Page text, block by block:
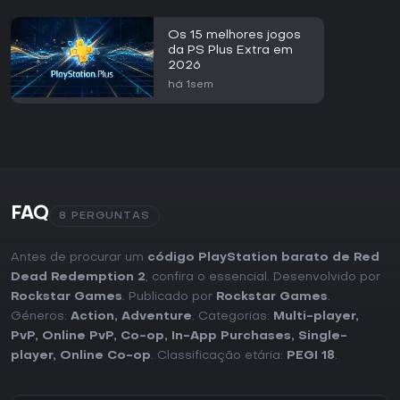
Os 15 melhores jogos
da PS Plus Extra em
2026
há 1sem
FAQ 8 PERGUNTAS
Antes de procurar um código PlayStation barato de Red
Dead Redemption 2, confira o essencial. Desenvolvido por
Rockstar Games. Publicado por Rockstar Games.
Géneros: Action, Adventure. Categorias: Multi-player,
PvP, Online PvP, Co-op, In-App Purchases, Single-
player, Online Co-op. Classificação etária: PEGI 18.